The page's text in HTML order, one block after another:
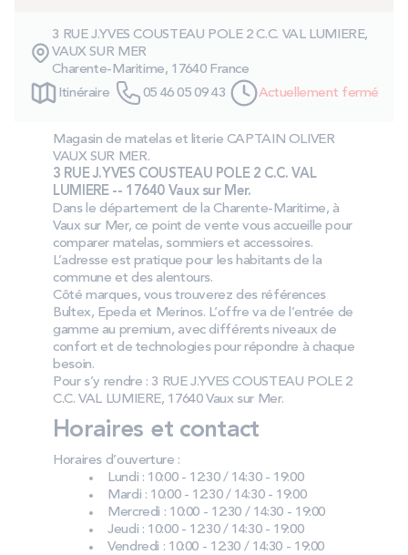
Technologie bultex
Nos engagements
Storelocator
ContactMon compte
3 RUE J.YVES COUSTEAU POLE 2 C.C. VAL LUMIERE,
VAUX SUR MER
Charente-Maritime, 17640 France
Itinéraire
05 46 05 09 43 Actuellement fermé
Magasin de matelas et literie CAPTAIN OLIVER
VAUX SUR MER.
3 RUE J.YVES COUSTEAU POLE 2 C.C. VAL
LUMIERE -- 17640 Vaux sur Mer.
Dans le département de la Charente-Maritime, à
Vaux sur Mer, ce point de vente vous accueille pour
comparer matelas, sommiers et accessoires.
L’adresse est pratique pour les habitants de la
commune et des alentours.
Côté marques, vous trouverez des références
Bultex, Epeda et Merinos. L’offre va de l’entrée de
gamme au premium, avec différents niveaux de
confort et de technologies pour répondre à chaque
besoin.
Pour s’y rendre : 3 RUE J.YVES COUSTEAU POLE 2
C.C. VAL LUMIERE, 17640 Vaux sur Mer.
Horaires et contact
Horaires d’ouverture :
Lundi : 10:00 - 12:30 / 14:30 - 19:00
Mardi : 10:00 - 12:30 / 14:30 - 19:00
Mercredi : 10:00 - 12:30 / 14:30 - 19:00
Jeudi : 10:00 - 12:30 / 14:30 - 19:00
Vendredi : 10:00 - 12:30 / 14:30 - 19:00